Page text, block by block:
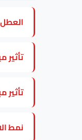
العطل
تأثير
تأثير
نمط